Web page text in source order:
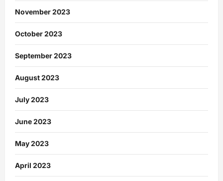
November 2023
October 2023
September 2023
August 2023
July 2023
June 2023
May 2023
April 2023